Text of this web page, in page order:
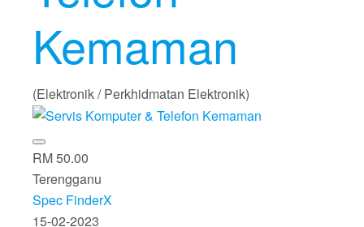
Kemaman
(Elektronik / Perkhidmatan Elektronik)
RM 50.00
Terengganu
Spec FinderX
15-02-2023